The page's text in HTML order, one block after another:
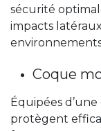
sécurité
impacts
Coque
Équipées
protègent